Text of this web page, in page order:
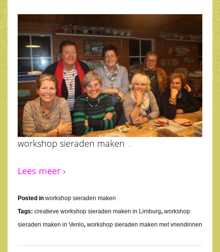
workshop sieraden maken …
Lees meer ›
Posted in workshop sieraden maken
Tags: creatieve workshop sieraden maken in Limburg, workshop
sieraden maken in Venlo, workshop sieraden maken met vriendinnen